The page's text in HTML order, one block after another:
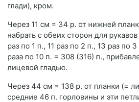
глади), кром.
Через 11 см = 34 р. от нижней
набрать с обеих сторон для
раз по 1 п., 11 раз по 2 п., 13 раз по
раза по 10 п. = 308 (316) п.,
лицевой гладью.
Через 44 см = 138 р. от планки (=
средние 46 п. горловины и эти